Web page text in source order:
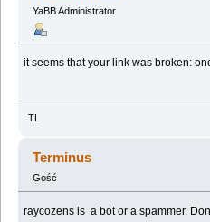
YaBB Administrator
it seems that your link was broken:
TL
Terminus
Gość
raycozens is a bot or a spammer.